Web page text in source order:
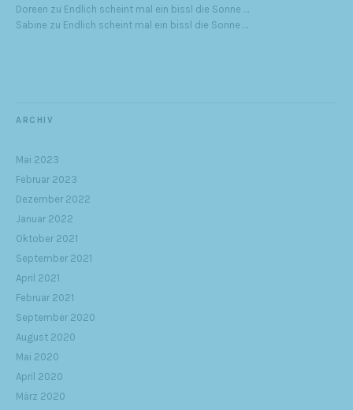
Doreen zu Endlich scheint mal ein bissl die Sonne …
Sabine zu Endlich scheint mal ein bissl die Sonne …
ARCHIV
Mai 2023
Februar 2023
Dezember 2022
Januar 2022
Oktober 2021
September 2021
April 2021
Februar 2021
September 2020
August 2020
Mai 2020
April 2020
März 2020